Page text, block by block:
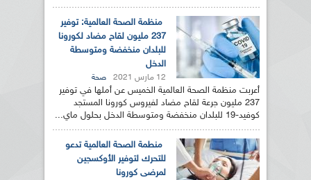
منظمة الصحة العالمية: توفير
237 مليون لقاح مضاد لكورونا
للبلدان منخفضة ومتوسطة
الدخل
12 مارس 2021 صحة
أعربت منظمة الصحة العالمية الخميس عن أملها في توفير
237 مليون جرعة لقاح مضاد لفيروس كورونا المستجد
كوفيد-19 للبلدان منخفضة ومتوسطة الدخل بحلول ماي...
منطمة الصحة العالمية تدعو
للتحرك لتوفير الأوكسجين
لمرضى كورونا